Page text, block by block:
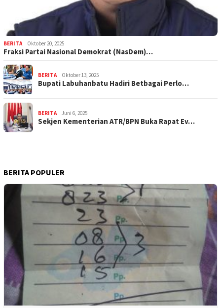
BERITA Oktober 20, 2025
Fraksi Partai Nasional Demokrat (NasDem)…
BERITA Oktober 13, 2025
Bupati Labuhanbatu Hadiri Betbagai Perlo…
BERITA Juni 6, 2025
Sekjen Kementerian ATR/BPN Buka Rapat Ev…
BERITA POPULER